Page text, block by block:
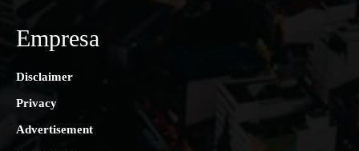
Empresa
Disclaimer
Privacy
Advertisement